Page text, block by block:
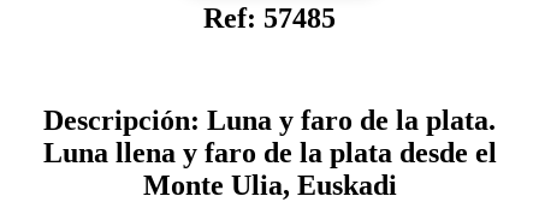
Ref: 57485
Descripción: Luna y faro de la plata.
Luna llena y faro de la plata desde el
Monte Ulia, Euskadi